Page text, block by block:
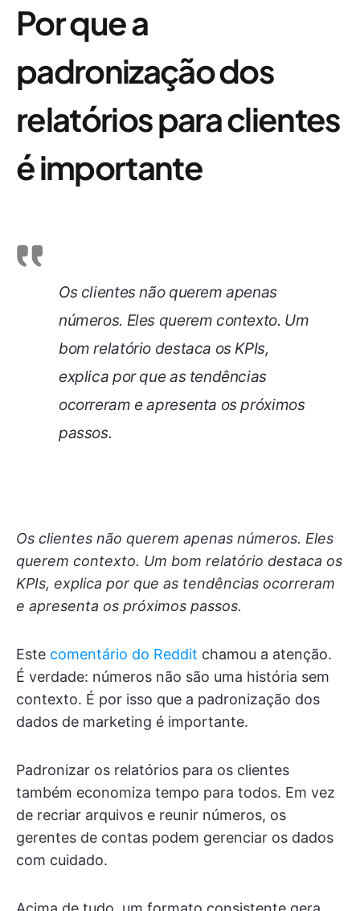
Por que a
padronização dos
relatórios para clientes
é importante
Os clientes não querem apenas
números. Eles querem contexto. Um
bom relatório destaca os KPIs,
explica por que as tendências
ocorreram e apresenta os próximos
passos.
Os clientes não querem apenas números. Eles
querem contexto. Um bom relatório destaca os
KPIs, explica por que as tendências ocorreram
e apresenta os próximos passos.
Este comentário do Reddit chamou a atenção.
É verdade: números não são uma história sem
contexto. É por isso que a padronização dos
dados de marketing é importante.
Padronizar os relatórios para os clientes
também economiza tempo para todos. Em vez
de recriar arquivos e reunir números, os
gerentes de contas podem gerenciar os dados
com cuidado.